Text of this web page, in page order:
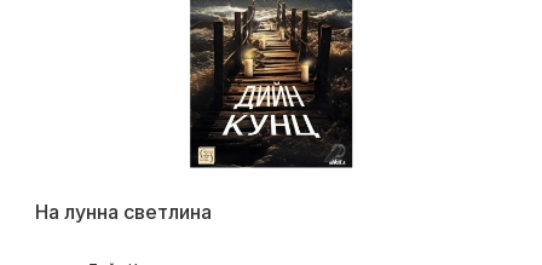
На лунна светлина